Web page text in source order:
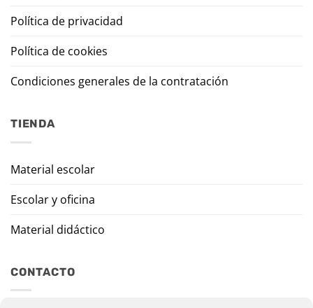
Política de privacidad
Política de cookies
Condiciones generales de la contratación
TIENDA
Material escolar
Escolar y oficina
Material didáctico
CONTACTO